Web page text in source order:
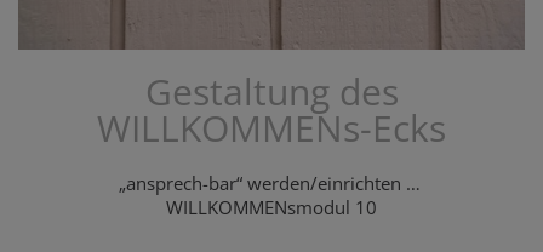
Gestaltung des
WILLKOMMENs-Ecks
„ansprech-bar“ werden/einrichten …
WILLKOMMENsmodul 10